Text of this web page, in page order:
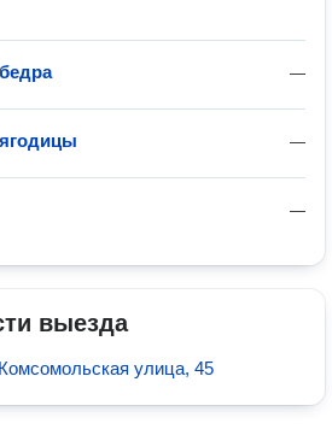
—
—
—
выезда
улица, 45